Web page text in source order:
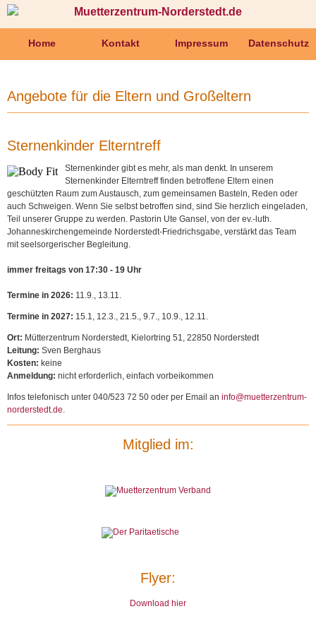
Muetterzentrum-Norderstedt.de
Navigation
Home Kontakt Impressum Datenschutz
Angebote für die Eltern und Großeltern
Sternenkinder Elterntreff
Sternenkinder gibt es mehr, als man denkt. In unserem
Sternenkinder Elterntreff finden betroffene Eltern einen
geschützten Raum zum Austausch, zum gemeinsamen Basteln, Reden oder
auch Schweigen. Wenn Sie selbst betroffen sind, sind Sie herzlich eingeladen,
Teil unserer Gruppe zu werden. Pastorin Ute Gansel, von der ev.-luth.
Johanneskirchengemeinde Norderstedt-Friedrichsgabe, verstärkt das Team
mit seelsorgerischer Begleitung.
immer freitags von 17:30 - 19 Uhr
Termine in 2026: 11.9., 13.11.
Termine in 2027: 15.1, 12.3., 21.5., 9.7., 10.9., 12.11.
Ort: Mütterzentrum Norderstedt, Kielortring 51, 22850 Norderstedt
Leitung: Sven Berghaus
Kosten: keine
Anmeldung: nicht erforderlich, einfach vorbeikommen
Infos telefonisch unter 040/523 72 50 oder per Email an info@muetterzentrum-
norderstedt.de.
Mitglied im:
Flyer:
Download hier